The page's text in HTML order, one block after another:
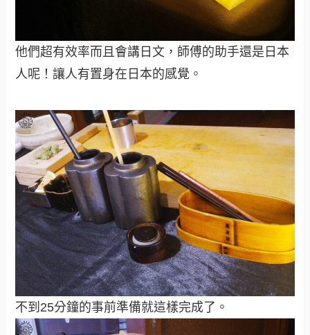
他們超有效率而且會講日文，師傅的助手還是日本
人呢！讓人有置身在日本的感覺。
不到25分鐘的事前準備就這樣完成了。